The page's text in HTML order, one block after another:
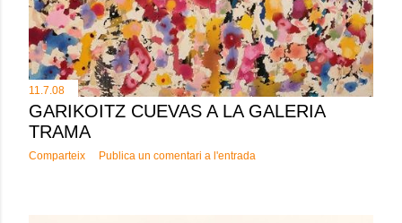
11.7.08
GARIKOITZ CUEVAS A LA GALERIA
TRAMA
Comparteix Publica un comentari a l'entrada